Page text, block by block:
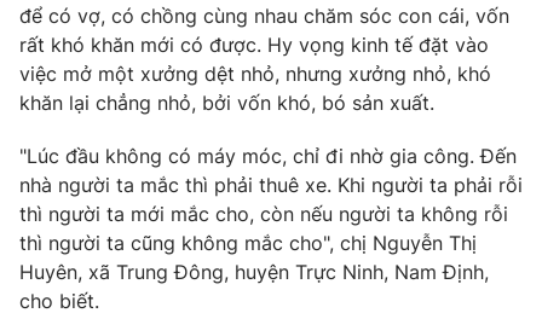
VTV9 VTV8
Liên hệ tòa soạn English
THỜI BÁO VTV
Theo dõi báo trên
để có vợ, có chồng cùng nhau chăm sóc con cái, vốn
rất khó khăn mới có được. Hy vọng kinh tế đặt vào
việc mở một xưởng dệt nhỏ, nhưng xưởng nhỏ, khó
khăn lại chẳng nhỏ, bởi vốn khó, bó sản xuất.
"Lúc đầu không có máy móc, chỉ đi nhờ gia công. Đến
nhà người ta mắc thì phải thuê xe. Khi người ta phải rỗi
thì người ta mới mắc cho, còn nếu người ta không rỗi
thì người ta cũng không mắc cho", chị Nguyễn Thị
Huyên, xã Trung Đông, huyện Trực Ninh, Nam Định,
cho biết.